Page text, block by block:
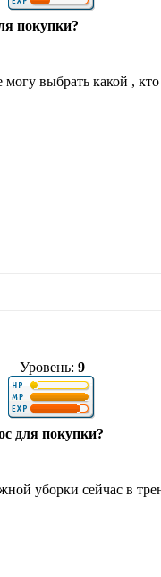
покупки?
выбрать какой ,
Уровень: 9
для покупки?
уборки сейчас в